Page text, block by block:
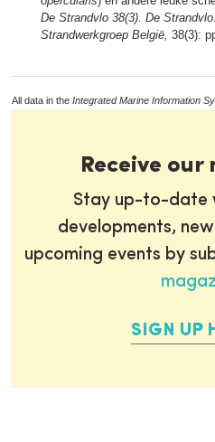
De Strandvlo 38(3). De
Strandwerkgroep België, 38(3):
All data in the Integrated Marine Information
Receive
Stay up-to-date
developments,
upcoming events by
SIGN UP